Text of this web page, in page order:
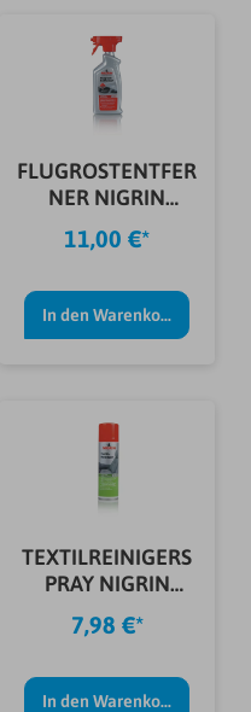
FLUGROSTENTFER
NER NIGRIN
500ML
11,00 €*
In den Warenkorb
TEXTILREINIGERS
PRAY NIGRIN
300ML
7,98 €*
In den Warenkorb